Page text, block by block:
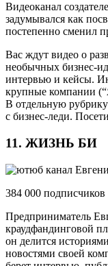
Видеоканал
задумывался как
постепенно сменил
Вас ждут видео о
необычных бизнес-
интервью и кейсы.
крупные компании
В отдельную
с бизнес-леди.
11. ЖИЗНЬ БИ
384 000 подписчиков
Предприниматель
краудфандинговой
он делится
новостями своей